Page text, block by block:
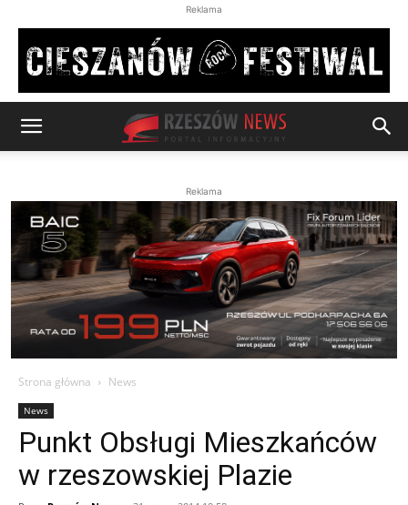
Reklama
Reklama
Strona główna News
News
Punkt Obsługi Mieszkańców
w rzeszowskiej Plazie